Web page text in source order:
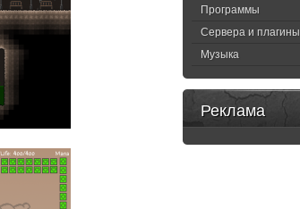
Программы
Сервера и плагины
Музыка
Реклама